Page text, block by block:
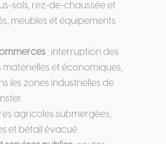
sols, rez-de-chaussée et
meubles et équipements
: interruption des
matérielles et économiques,
les zones industrielles de
agricoles submergées,
et bétail évacué.